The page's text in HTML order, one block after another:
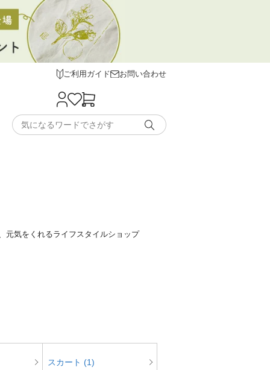
ご利用ガイド お問い合わせ
元気をくれるライフスタイルショップ
スカート (1)